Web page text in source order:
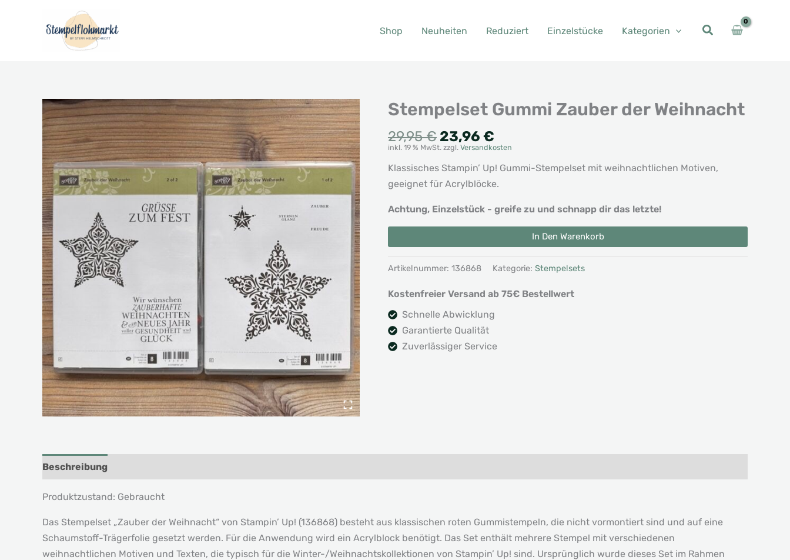
Shop Neuheiten Reduziert Einzelstücke Kategorien
Stempelset Gummi Zauber der Weihnacht
29,95€ Ursprünglicher
Preis
war:
29,95 €
23,96 €
Preis
ist:
23,96 €.
inkl. 19 % MwSt. zzgl. Versandkosten
Klassisches Stampin’ Up! Gummi-Stempelset mit weihnachtlichen Motiven,
geeignet für Acrylblöcke.
Achtung, Einzelstück - greife zu und schnapp dir das letzte!
Stempelset
Zauber
der
Weihnacht
In Den Warenkorb
Alternative:
Artikelnummer: 136868 Kategorie: Stempelsets
Kostenfreier Versand ab 75€ Bestellwert
Schnelle Abwicklung
Garantierte Qualität
Zuverlässiger Service
Beschreibung
Produktzustand: Gebraucht
Das Stempelset „Zauber der Weihnacht“ von Stampin’ Up! (136868) besteht aus klassischen roten Gummistempeln, die nicht vormontiert sind und auf eine
Schaumstoff-Trägerfolie gesetzt werden. Für die Anwendung wird ein Acrylblock benötigt. Das Set enthält mehrere Stempel mit verschiedenen
weihnachtlichen Motiven und Texten, die typisch für die Winter-/Weihnachtskollektionen von Stampin’ Up! sind. Ursprünglich wurde dieses Set im Rahmen